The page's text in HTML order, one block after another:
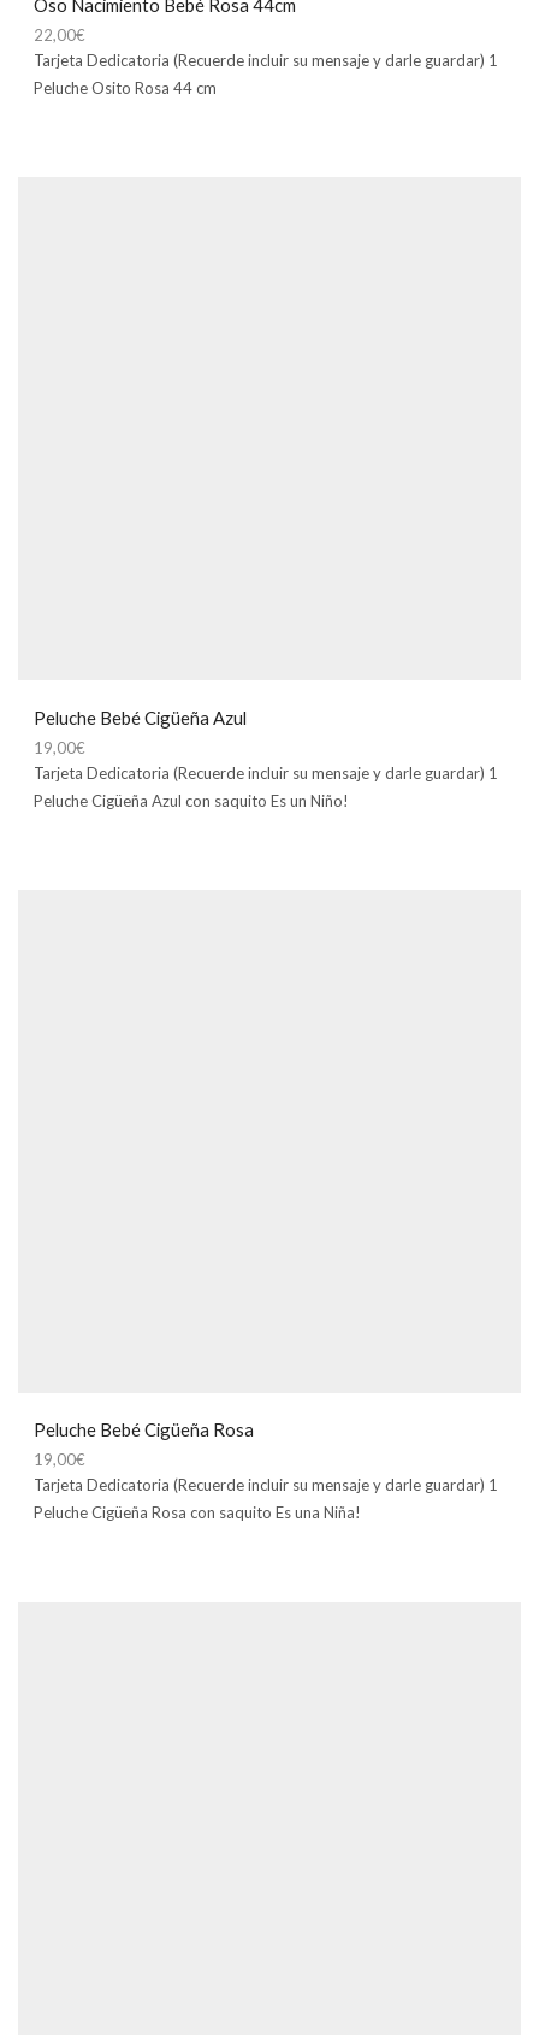
Oso Nacimiento Bebé Rosa 44cm
22,00€
Tarjeta Dedicatoria (Recuerde incluir su mensaje y darle guardar) 1
Peluche Osito Rosa 44 cm
Peluche Bebé Cigüeña Azul
19,00€
Tarjeta Dedicatoria (Recuerde incluir su mensaje y darle guardar) 1
Peluche Cigüeña Azul con saquito Es un Niño!
Peluche Bebé Cigüeña Rosa
19,00€
Tarjeta Dedicatoria (Recuerde incluir su mensaje y darle guardar) 1
Peluche Cigüeña Rosa con saquito Es una Niña!